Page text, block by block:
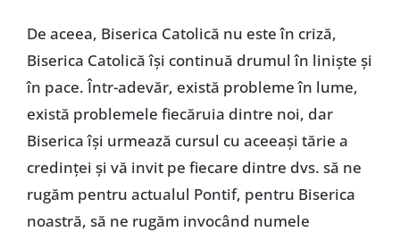
De aceea, Biserica Catolică nu este în criză,
Biserica Catolică îşi continuă drumul în linişte şi
în pace. Într-adevăr, există probleme în lume,
există problemele fiecăruia dintre noi, dar
Biserica îşi urmează cursul cu aceeaşi tărie a
credinţei şi vă invit pe fiecare dintre dvs. să ne
rugăm pentru actualul Pontif, pentru Biserica
noastră, să ne rugăm invocând numele